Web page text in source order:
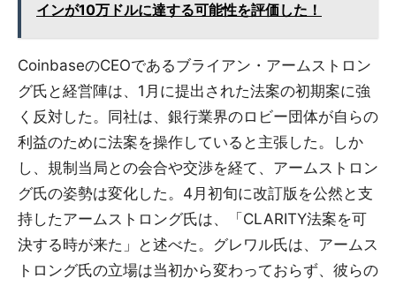
インが10万ドルに達する可能性を評価した！
CoinbaseのCEOであるブライアン・アームストロン
グ氏と経営陣は、1月に提出された法案の初期案に強
く反対した。同社は、銀行業界のロビー団体が自らの
利益のために法案を操作していると主張した。しか
し、規制当局との会合や交渉を経て、アームストロン
グ氏の姿勢は変化した。4月初旬に改訂版を公然と支
持したアームストロング氏は、「CLARITY法案を可
決する時が来た」と述べた。グレワル氏は、アームス
トロング氏の立場は当初から変わっておらず、彼らの